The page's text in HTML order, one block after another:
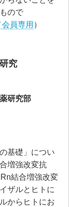
ので
員専用 ）
究
研究部
基礎」につい
増強改変抗
結合増強改変
ザルとヒトに
からヒトにお